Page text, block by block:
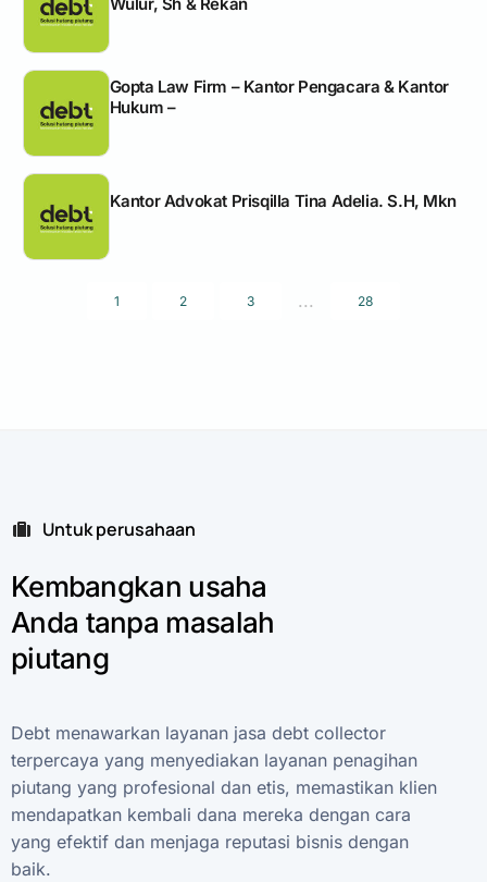
Wulur, Sh & Rekan
Gopta Law Firm – Kantor Pengacara & Kantor
Hukum –
Kantor Advokat Prisqilla Tina Adelia. S.H, Mkn
1 2 3 ... 28
Untuk perusahaan
Kembangkan usaha
Anda tanpa masalah
piutang
Debt menawarkan layanan jasa debt collector
terpercaya yang menyediakan layanan penagihan
piutang yang profesional dan etis, memastikan klien
mendapatkan kembali dana mereka dengan cara
yang efektif dan menjaga reputasi bisnis dengan
baik.